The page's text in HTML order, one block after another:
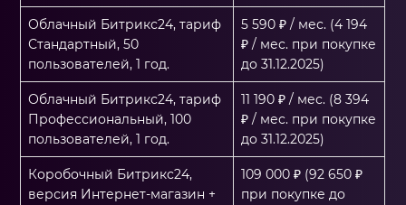
Облачный Битрикс24, тариф
Стандартный, 50
пользователей, 1 год.
5 590 ₽ / мес. (4 194
₽ / мес. при покупке
до 31.12.2025)
Облачный Битрикс24, тариф
Профессиональный, 100
пользователей, 1 год.
11 190 ₽ / мес. (8 394
₽ / мес. при покупке
до 31.12.2025)
Коробочный Битрикс24,
версия Интернет-магазин +
109 000 ₽ (92 650 ₽
при покупке до